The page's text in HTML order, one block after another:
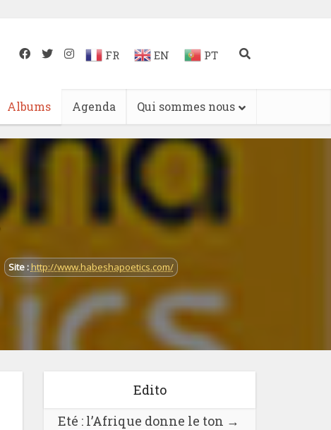
FR EN PT
Albums Agenda Qui sommes nous
Site : http://www.habeshapoetics.com/
Edito
Eté : l’Afrique donne le ton →